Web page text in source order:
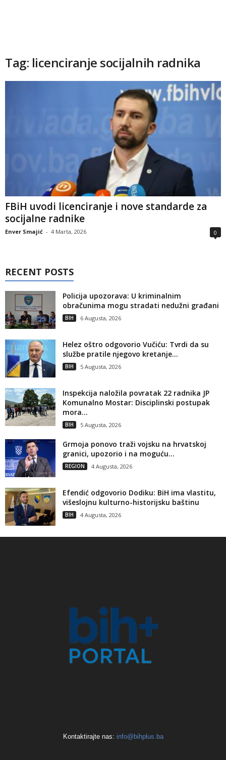
Tag: licenciranje socijalnih radnika
FBiH uvodi licenciranje i nove standarde za
socijalne radnike
Enver Smajić - 4 Marta, 2026 0
RECENT POSTS
Policija upozorava: U kriminalnim
obračunima mogu stradati nedužni građani
BIH 6 Augusta, 2026
Helez oštro odgovorio Vučiću: Tvrdi da su
službe pratile njegovo kretanje...
BIH 5 Augusta, 2026
Inspekcija naložila povratak 22 radnika JP
Komunalno Mostar: Disciplinski postupak
mora...
BIH 5 Augusta, 2026
Grmoja ponovo traži vojsku na hrvatskoj
granici, upozorio i na moguću...
REGION 4 Augusta, 2026
Efendić odgovorio Dodiku: BiH ima vlastitu,
višeslojnu kulturno-historijsku baštinu
BIH 4 Augusta, 2026
Kontaktirajte nas: info@bihplus.ba